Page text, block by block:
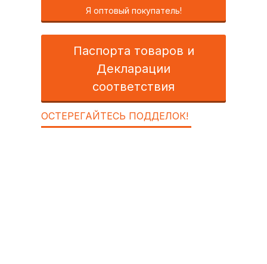
Я оптовый покупатель!
Паспорта товаров и
Декларации
соответствия
ОСТЕРЕГАЙТЕСЬ ПОДДЕЛОК!